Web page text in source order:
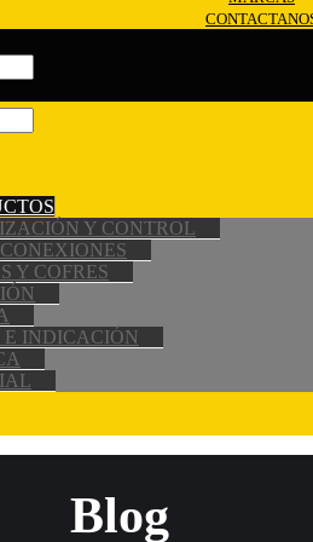
Y CONTROL
Y COFRES
E INDICACIÓN
Blog